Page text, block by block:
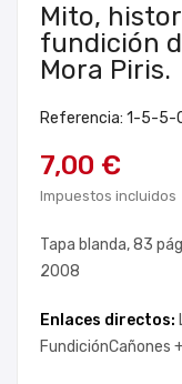
Mito,
fundición
Mora Piris.
Referencia: 1-5-5-
7,00 €
Impuestos incluidos
Tapa blanda, 83
2008
Enlaces directos:
FundiciónCañones